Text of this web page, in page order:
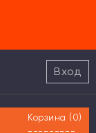
Вход
Корзина ( 0)
---------